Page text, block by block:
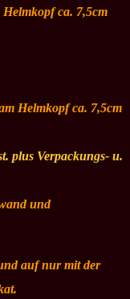
ca. 7,5cm
Helmkopf ca. 7,5cm
plus Verpackungs- u.
und
auf nur mit der